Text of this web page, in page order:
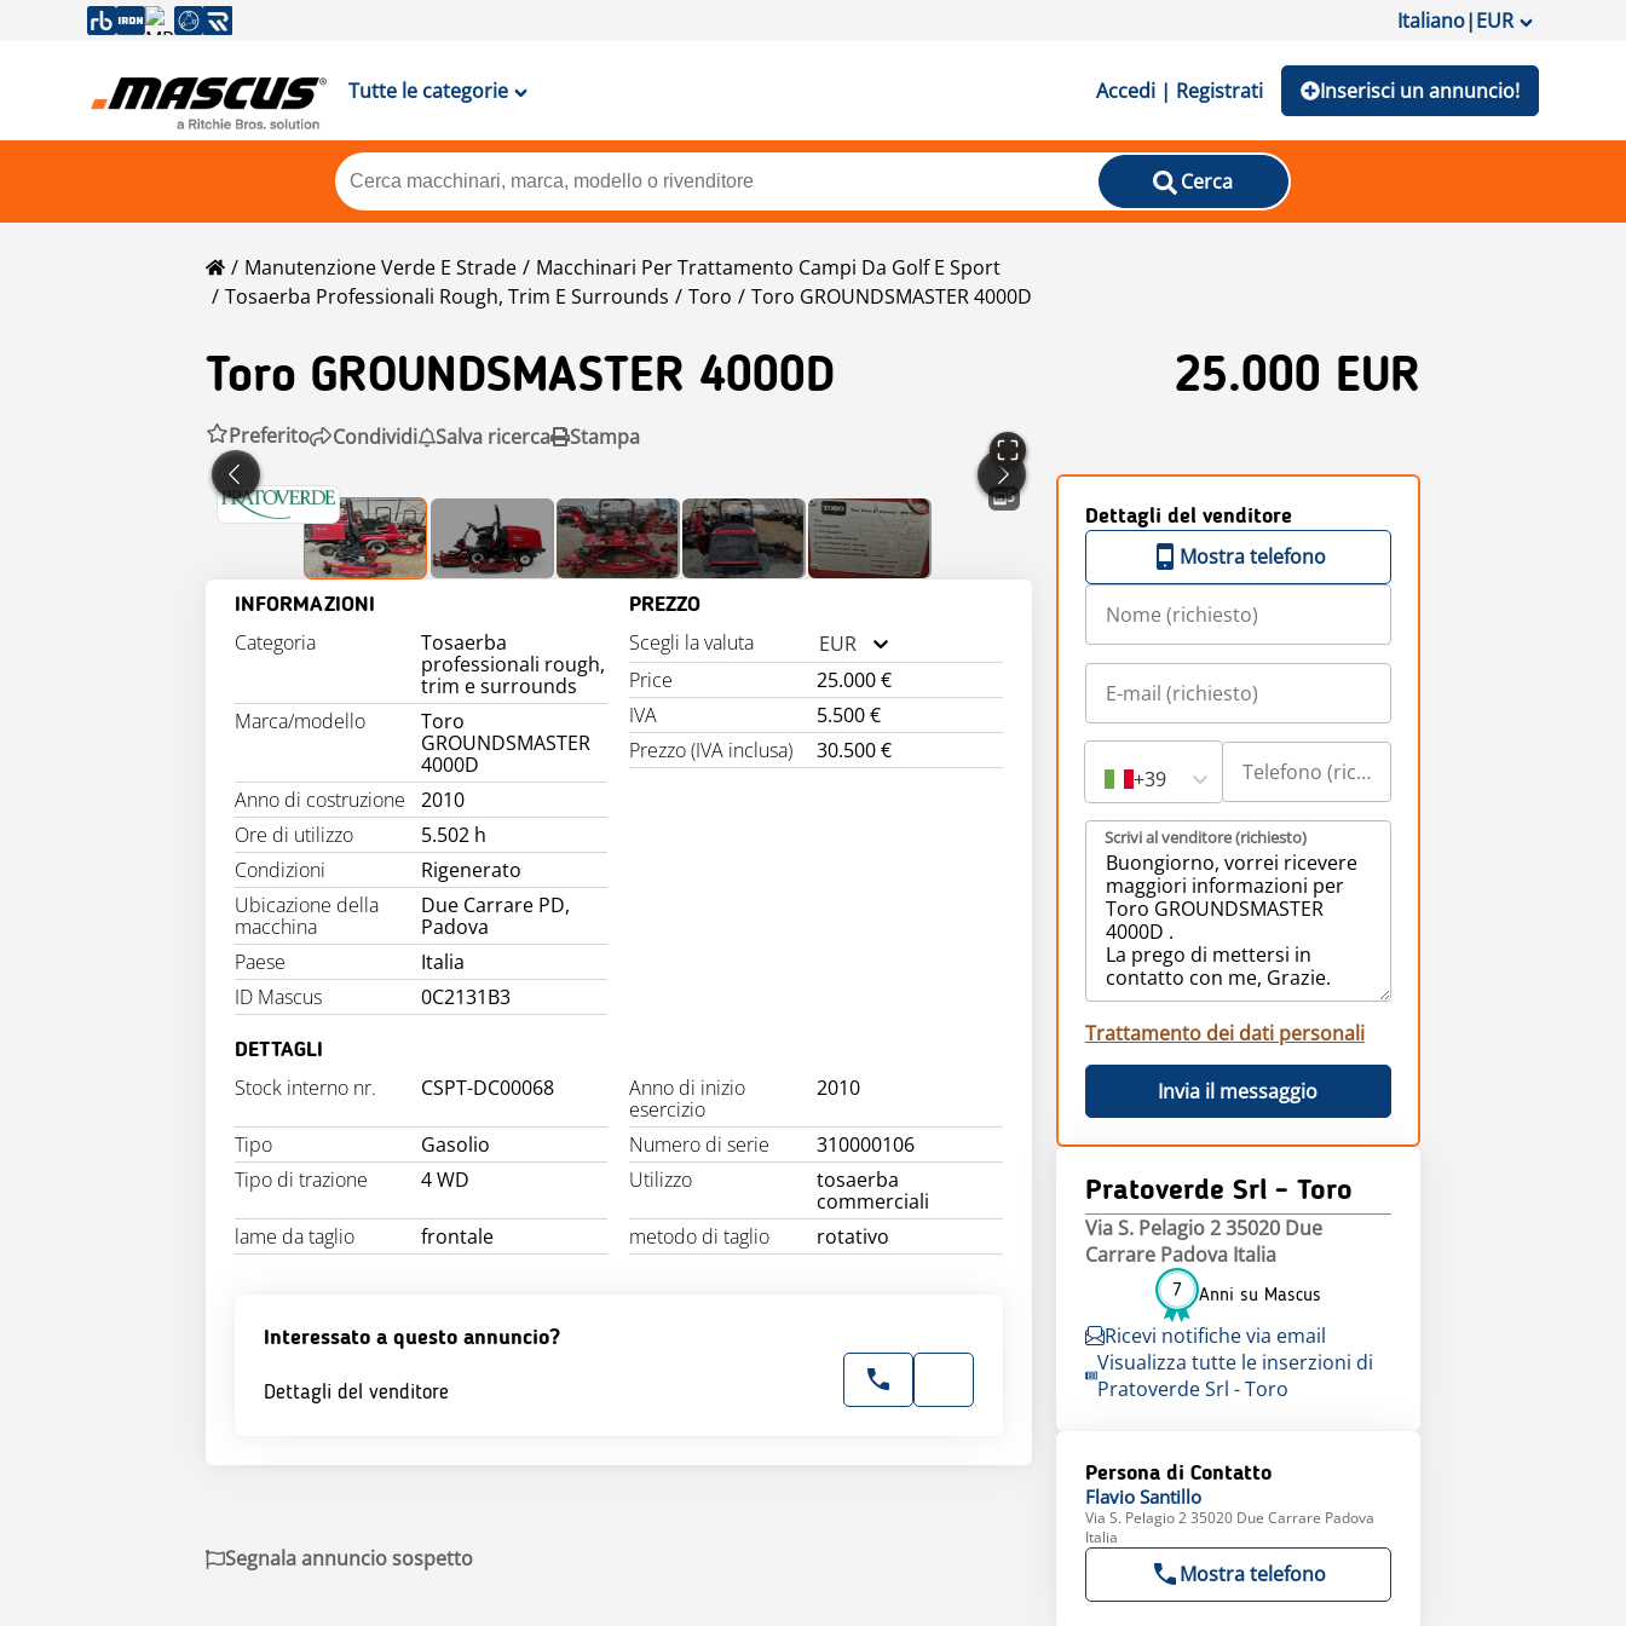
Italiano|EUR
Tutte le categorie Accedi | Registrati Inserisci un annuncio!
Cerca
Manutenzione Verde E Strade
Macchinari Per Trattamento Campi Da Golf E Sport
Tosaerba Professionali Rough, Trim E Surrounds
Toro Toro GROUNDSMASTER 4000D
Toro GROUNDSMASTER 4000D 25.000 EUR
Preferito Condividi Salva ricerca Stampa
5
INFORMAZIONI
Categoria
Tosaerba
professionali rough,
trim e surrounds
Marca/modello
Toro
GROUNDSMASTER
4000D
Anno di costruzione
2010
Ore di utilizzo
5.502 h
Condizioni
Rigenerato
Ubicazione della
macchina
Due Carrare PD,
Padova
Paese
Italia
ID Mascus
0C2131B3
PREZZO
Scegli la valuta
EUR
Price
25.000 €
IVA
5.500 €
Prezzo (IVA inclusa)
30.500 €
DETTAGLI
Stock interno nr. CSPT-DC00068
Anno di inizio
esercizio
2010
Tipo Gasolio Numero di serie
310000106
Tipo di trazione
4 WD Utilizzo
tosaerba
commerciali
lame da taglio
frontale metodo di taglio rotativo
Interessato a questo annuncio?
Dettagli del venditore
Dettagli del venditore
Mostra telefono
+39
Scrivi al venditore (richiesto)
Trattamento dei dati personali
Invia il messaggio
Pratoverde Srl - Toro
Via S. Pelagio 2 35020 Due
Carrare Padova Italia
7 Anni su Mascus
Ricevi notifiche via email
Visualizza tutte le inserzioni di
Pratoverde Srl - Toro
Persona di Contatto
Flavio Santillo
Via S. Pelagio 2 35020 Due Carrare Padova
Italia
Mostra telefono
Segnala annuncio sospetto